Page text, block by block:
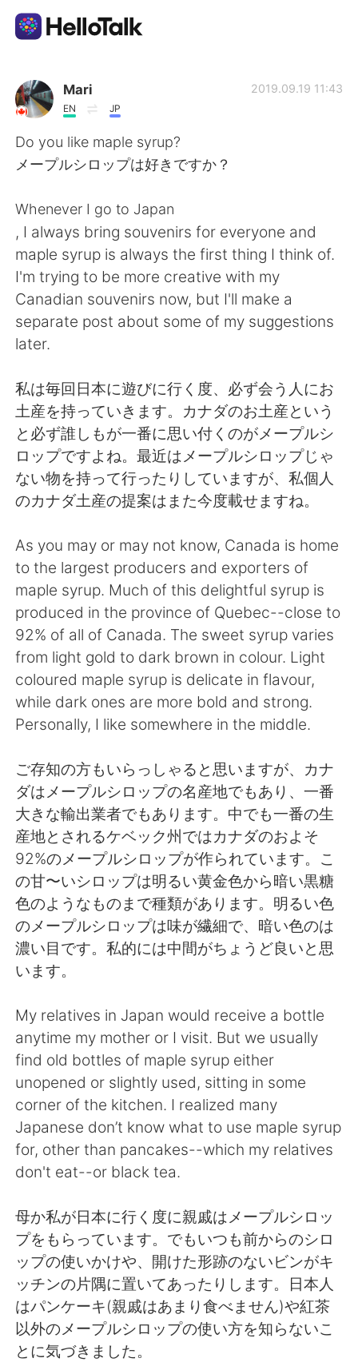
แอปแลกเปลี่ยนทางภาษา
AI Grammar Checker
ไทย
English 简体中文
繁體中文 Español
العربية Français
한국어 Русский
Indonesia Italiano
Türkçe Tiếng Việt
Mari
EN JP
2019.09.19 11:43
Do you like maple syrup?
メープルシロップは好きですか？
Whenever I go to Japan
, I always bring souvenirs for everyone and
maple syrup is always the first thing I think of.
I'm trying to be more creative with my
Canadian souvenirs now, but I'll make a
separate post about some of my suggestions
later.
私は毎回日本に遊びに行く度、必ず会う人にお
土産を持っていきます。カナダのお土産という
と必ず誰しもが一番に思い付くのがメープルシ
ロップですよね。最近はメープルシロップじゃ
ない物を持って行ったりしていますが、私個人
のカナダ土産の提案はまた今度載せますね。
As you may or may not know, Canada is home
to the largest producers and exporters of
maple syrup. Much of this delightful syrup is
produced in the province of Quebec--close to
92% of all of Canada. The sweet syrup varies
from light gold to dark brown in colour. Light
coloured maple syrup is delicate in flavour,
while dark ones are more bold and strong.
Personally, I like somewhere in the middle.
ご存知の方もいらっしゃると思いますが、カナ
ダはメープルシロップの名産地でもあり、一番
大きな輸出業者でもあります。中でも一番の生
産地とされるケベック州ではカナダのおよそ
92%のメープルシロップが作られています。こ
の甘〜いシロップは明るい黄金色から暗い黒糖
色のようなものまで種類があります。明るい色
のメープルシロップは味が繊細で、暗い色のは
濃い目です。私的には中間がちょうど良いと思
います。
My relatives in Japan would receive a bottle
anytime my mother or I visit. But we usually
find old bottles of maple syrup either
unopened or slightly used, sitting in some
corner of the kitchen. I realized many
Japanese don’t know what to use maple syrup
for, other than pancakes--which my relatives
don't eat--or black tea.
母か私が日本に行く度に親戚はメープルシロッ
プをもらっています。でもいつも前からのシロ
ップの使いかけや、開けた形跡のないビンがキ
ッチンの片隅に置いてあったりします。日本人
はパンケーキ(親戚はあまり食べません)や紅茶
以外のメープルシロップの使い方を知らないこ
とに気づきました。